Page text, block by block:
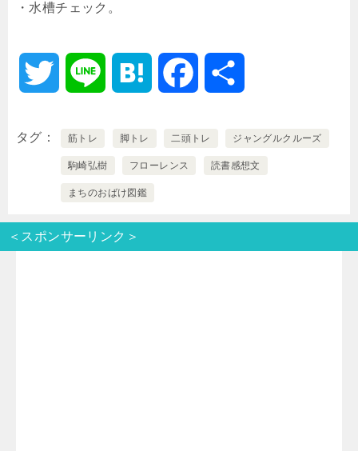
・水槽チェック。
t
e
タグ
筋トレ 脚トレ 二頭トレ ジャングルクルーズ
駒崎弘樹 フローレンス 読書感想文
まちのおばけ図鑑
＜スポンサーリンク＞